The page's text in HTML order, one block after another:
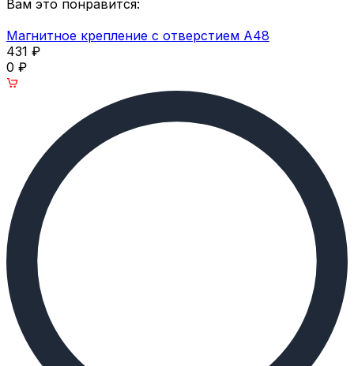
Вам это понравится:
Магнитное крепление с отверстием А48
431 ₽
0 ₽